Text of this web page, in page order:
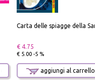
€ 4.75
€ 5.00 -5 %
aggiungi al carrello